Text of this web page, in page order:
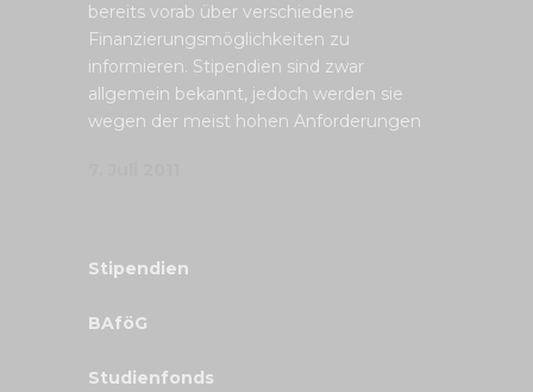
bereits vorab über verschiedene
Finanzierungsmöglichkeiten zu
informieren. Stipendien sind zwar
allgemein bekannt, jedoch werden sie
wegen der meist hohen Anforderungen
Stipendien
BAföG
Studienfonds